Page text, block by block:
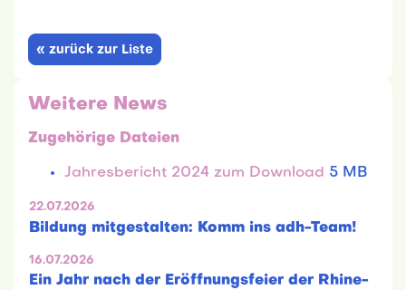
« zurück zur Liste
Weitere News
Zugehörige Dateien
Jahresbericht 2024 zum Download 5 MB
22.07.2026
Bildung mitgestalten: Komm ins adh-Team!
16.07.2026
Ein Jahr nach der Eröffnungsfeier der Rhine-